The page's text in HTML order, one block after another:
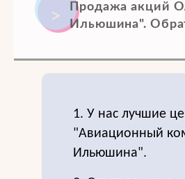
Продажа акций
Ильюшина".
1. У нас лучшие
"Авиационный
Ильюшина".